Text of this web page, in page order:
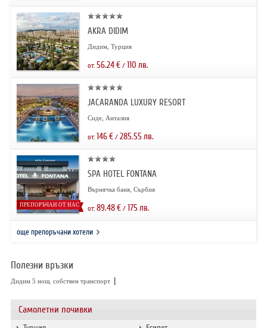
Самолетни почивки
AKRA DIDIM
Дидим, Турция
от: 56.24€/ 110 лв.
JACARANDA LUXURY RESORT
Сиде, Анталия
от: 146€/ 285.55 лв.
ПРЕПОРЪЧАН ОТ НАС
SPA HOTEL FONTANA
Върнячка баня, Сърбия
от: 89.48€/ 175 лв.
още препоръчани хотели
Полезни връзки
Дидим 5 нощ. собствен транспорт |